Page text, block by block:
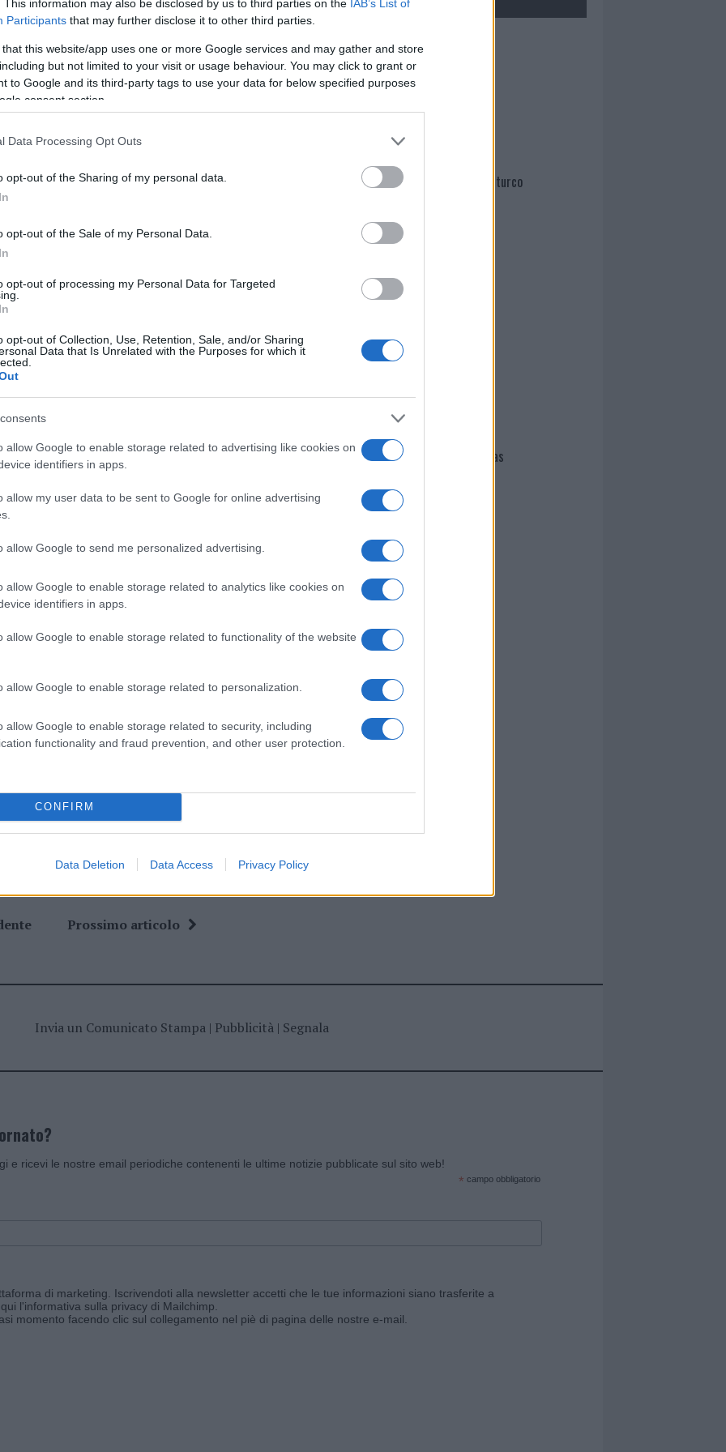
This information may also be disclosed by us to third parties on the IAB’s List of
Participants that may further disclose it to other third parties.
that this website/app uses one or more Google services and may gather and store
but not limited to your visit or usage behaviour. You may click to grant or
to Google and its third-party tags to use your data for below specified purposes
consent section.
Data Processing Opt Outs
opt-out of the Sharing of my personal data.
opt-out of the Sale of my Personal Data.
opt-out of processing my Personal Data for Targeted
opt-out of Collection, Use, Retention, Sale, and/or Sharing
Data that Is Unrelated with the Purposes for which it
allow Google to enable storage related to advertising like cookies on
identifiers in apps.
allow my user data to be sent to Google for online advertising
allow Google to send me personalized advertising.
allow Google to enable storage related to analytics like cookies on
identifiers in apps.
allow Google to enable storage related to functionality of the website
allow Google to enable storage related to personalization.
allow Google to enable storage related to security, including
functionality and fraud prevention, and other user protection.
CONFIRM
Data Deletion Data Access Privacy Policy
tra residenti e turisti ed invitarli a
per inaugurare l’estate come espressione
migliori aziende del Nord Sardegna che
l’amore per il bello e la natura tra i
grandi interventi di trasformazione
la collaborazione di tutti è importante
pubblico o privato, sia curato al
su una delle zone di pregio
– afferma l’assessora Claudia Giagoni
dello stagno di Saloni sono alla base
turistica
inautunno eprimavera. Anche
fine settembre è funzionale alla nostra
turistica
del Comune di Arzachena e che
2023 sono
Land,Alberghina Verde Ambiente,
eIsola Verde Giardini
nella sezione
In Fiore
Claudia Giagoni
Garden Center Costa Smeralda
Garden
Prossimo articolo
Mario Malu
Paolo Pinna
Martina Agostina Diturco
Giovannimaria Cabras
Invia un Comunicato Stampa| Pubblicità| Segnala
e ricevi le nostre email periodiche contenenti le ultime notizie pubblicate sul sito web!
* campo obbligatorio
di marketing. Iscrivendoti alla newsletter accetti che le tue informazioni siano trasferite a
l'informativa sulla privacy di Mailchimp
momento facendo clic sul collegamento nel piè di pagina delle nostre e-mail.